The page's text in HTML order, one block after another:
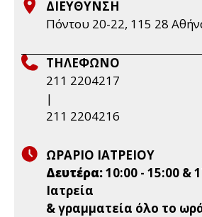
ΔΙΕΥΘΥΝΣΗ
Πόντου 20-22, 115 28
ΤΗΛΕΦΩΝΟ
211 2204217
|
211 2204216
ΩΡΑΡΙΟ ΙΑΤΡΕΙΟΥ
Δευτέρα:10:00 - 15:00 &
Ιατρεία
& γραμματεία όλο το